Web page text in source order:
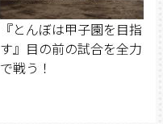
『とんぼは甲子園を目指
す』目の前の試合を全力
で戦う！